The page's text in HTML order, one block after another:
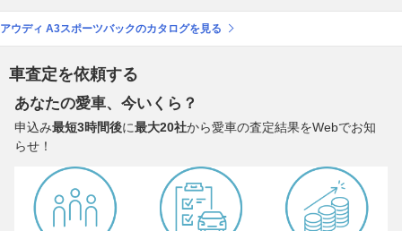
アウディ A3スポーツバックのカタログを見る
車査定を依頼する
あなたの愛車、今いくら？
申込み最短3時間後に最大20社から愛車の査定結果をWebでお知
らせ！